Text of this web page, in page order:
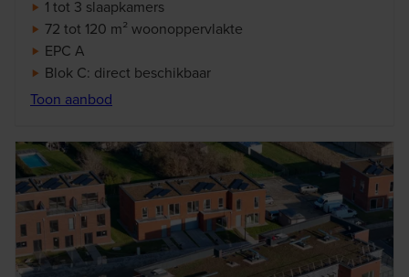
1 tot 3 slaapkamers
72 tot 120 m² woonoppervlakte
EPC A
Blok C: direct beschikbaar
Toon aanbod